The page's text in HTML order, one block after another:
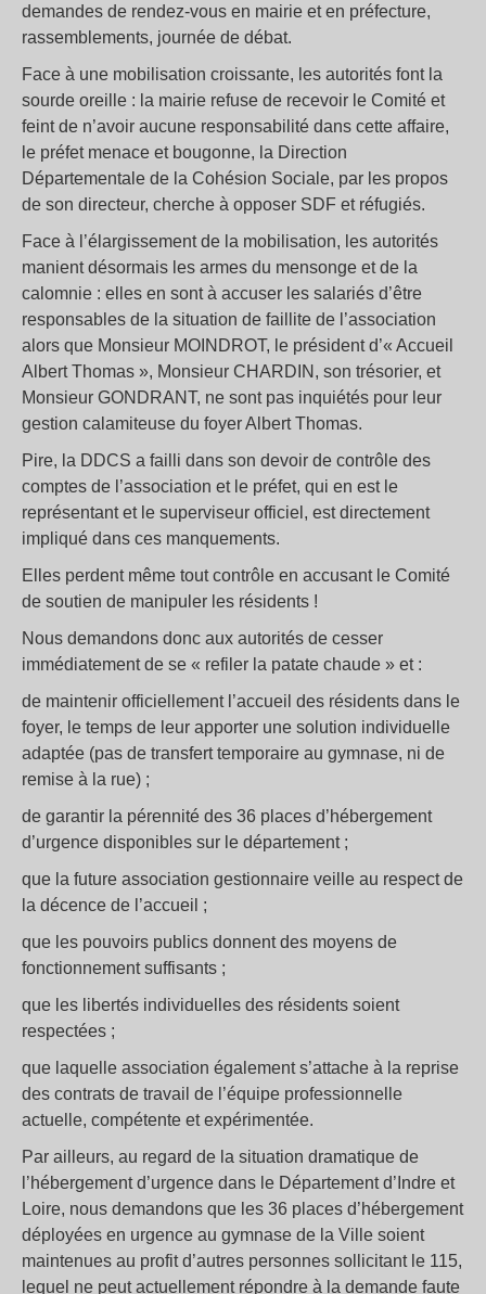
demandes de rendez-vous en mairie et en préfecture,
rassemblements, journée de débat.
Face à une mobilisation croissante, les autorités font la
sourde oreille : la mairie refuse de recevoir le Comité et
feint de n’avoir aucune responsabilité dans cette affaire,
le préfet menace et bougonne, la Direction
Départementale de la Cohésion Sociale, par les propos
de son directeur, cherche à opposer SDF et réfugiés.
Face à l’élargissement de la mobilisation, les autorités
manient désormais les armes du mensonge et de la
calomnie : elles en sont à accuser les salariés d’être
responsables de la situation de faillite de l’association
alors que Monsieur MOINDROT, le président d’« Accueil
Albert Thomas », Monsieur CHARDIN, son trésorier, et
Monsieur GONDRANT, ne sont pas inquiétés pour leur
gestion calamiteuse du foyer Albert Thomas.
Pire, la DDCS a failli dans son devoir de contrôle des
comptes de l’association et le préfet, qui en est le
représentant et le superviseur officiel, est directement
impliqué dans ces manquements.
Elles perdent même tout contrôle en accusant le Comité
de soutien de manipuler les résidents !
Nous demandons donc aux autorités de cesser
immédiatement de se « refiler la patate chaude » et :
de maintenir officiellement l’accueil des résidents dans le
foyer, le temps de leur apporter une solution individuelle
adaptée (pas de transfert temporaire au gymnase, ni de
remise à la rue) ;
de garantir la pérennité des 36 places d’hébergement
d’urgence disponibles sur le département ;
que la future association gestionnaire veille au respect de
la décence de l’accueil ;
que les pouvoirs publics donnent des moyens de
fonctionnement suffisants ;
que les libertés individuelles des résidents soient
respectées ;
que laquelle association également s’attache à la reprise
des contrats de travail de l’équipe professionnelle
actuelle, compétente et expérimentée.
Par ailleurs, au regard de la situation dramatique de
l’hébergement d’urgence dans le Département d’Indre et
Loire, nous demandons que les 36 places d’hébergement
déployées en urgence au gymnase de la Ville soient
maintenues au profit d’autres personnes sollicitant le 115,
lequel ne peut actuellement répondre à la demande faute